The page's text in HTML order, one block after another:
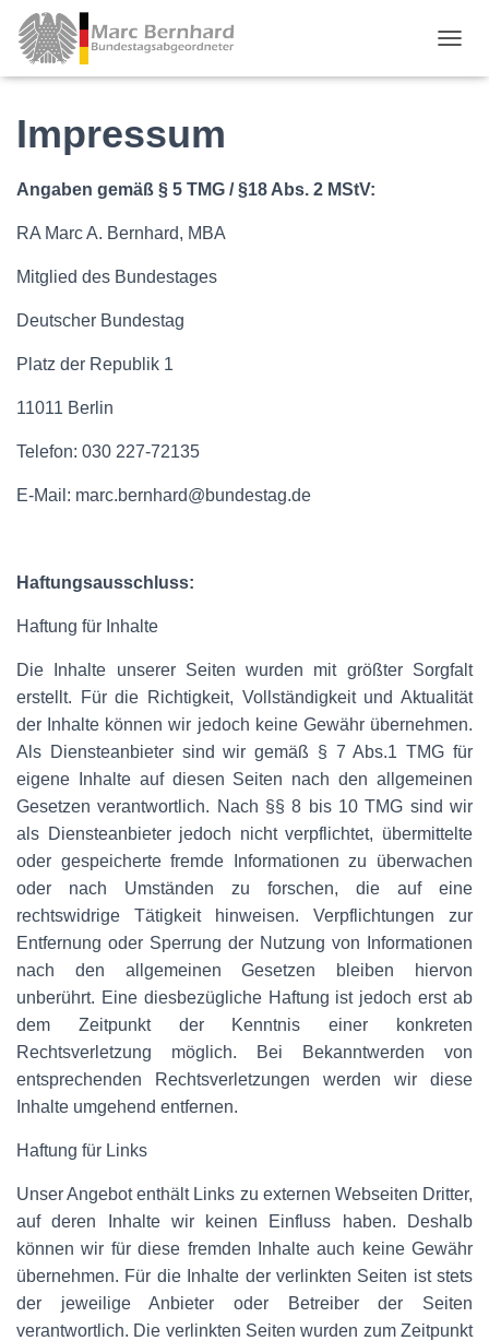
Impressum
Angaben gemäß § 5 TMG / §18 Abs. 2 MStV:
RA Marc A. Bernhard, MBA
Mitglied des Bundestages
Deutscher Bundestag
Platz der Republik 1
11011 Berlin
Telefon: 030 227-72135
E-Mail: marc.bernhard@bundestag.de
Haftungsausschluss:
Haftung für Inhalte
Die Inhalte unserer Seiten wurden mit größter Sorgfalt
erstellt. Für die Richtigkeit, Vollständigkeit und Aktualität
der Inhalte können wir jedoch keine Gewähr übernehmen.
Als Diensteanbieter sind wir gemäß § 7 Abs.1 TMG für
eigene Inhalte auf diesen Seiten nach den allgemeinen
Gesetzen verantwortlich. Nach §§ 8 bis 10 TMG sind wir
als Diensteanbieter jedoch nicht verpflichtet, übermittelte
oder gespeicherte fremde Informationen zu überwachen
oder nach Umständen zu forschen, die auf eine
rechtswidrige Tätigkeit hinweisen. Verpflichtungen zur
Entfernung oder Sperrung der Nutzung von Informationen
nach den allgemeinen Gesetzen bleiben hiervon
unberührt. Eine diesbezügliche Haftung ist jedoch erst ab
dem Zeitpunkt der Kenntnis einer konkreten
Rechtsverletzung möglich. Bei Bekanntwerden von
entsprechenden Rechtsverletzungen werden wir diese
Inhalte umgehend entfernen.
Haftung für Links
Unser Angebot enthält Links zu externen Webseiten Dritter,
auf deren Inhalte wir keinen Einfluss haben. Deshalb
können wir für diese fremden Inhalte auch keine Gewähr
übernehmen. Für die Inhalte der verlinkten Seiten ist stets
der jeweilige Anbieter oder Betreiber der Seiten
verantwortlich. Die verlinkten Seiten wurden zum Zeitpunkt